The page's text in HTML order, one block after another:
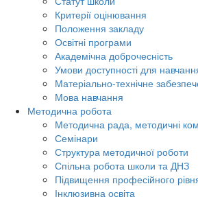
Критерії оцінювання
Положення закладу
Освітні програми
Академічна доброчесність
Умови доступності для
Матеріально-технічне
Мова навчання
Методична робота
Методична рада, методичні
Семінари
Структура методичної роботи
Спільна робота школи та ДНЗ
Підвищення професійного
Інклюзивна освіта